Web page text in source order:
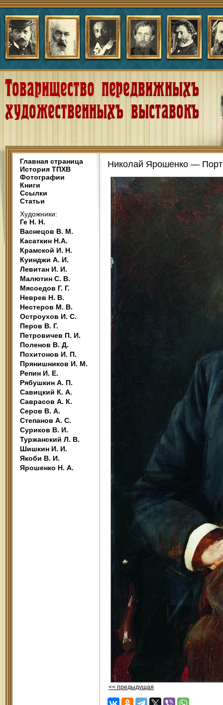
Главная страница
История ТПХВ
Фотографии
Книги
Ссылки
Статьи
Художники:
Ге Н. Н.
Васнецов В. М.
Касаткин Н.А.
Крамской И. Н.
Куинджи А. И.
Левитан И. И.
Малютин С. В.
Мясоедов Г. Г.
Неврев Н. В.
Нестеров М. В.
Остроухов И. С.
Перов В. Г.
Петровичев П. И.
Поленов В. Д.
Похитонов И. П.
Прянишников И. М.
Репин И. Е.
Рябушкин А. П.
Савицкий К. А.
Саврасов А. К.
Серов В. А.
Степанов А. С.
Суриков В. И.
Туржанский Л. В.
Шишкин И. И.
Якоби В. И.
Ярошенко Н. А.
Николай Ярошенко —
<< предыдущая